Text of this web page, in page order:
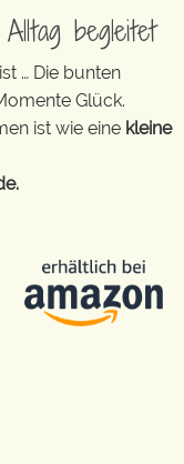
begleitet
… Die bunten
Glück.
ist wie eine kleine